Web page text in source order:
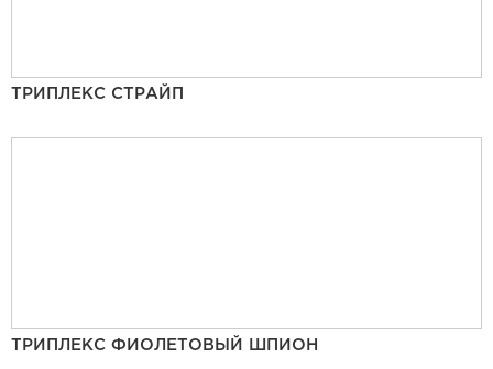
ТРИПЛЕКС СТРАЙП
ТРИПЛЕКС ФИОЛЕТОВЫЙ ШПИОН